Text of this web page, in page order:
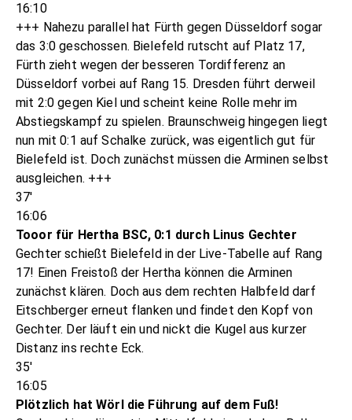
16:10
+++ Nahezu parallel hat Fürth gegen Düsseldorf sogar
das 3:0 geschossen. Bielefeld rutscht auf Platz 17,
Fürth zieht wegen der besseren Tordifferenz an
Düsseldorf vorbei auf Rang 15. Dresden führt derweil
mit 2:0 gegen Kiel und scheint keine Rolle mehr im
Abstiegskampf zu spielen. Braunschweig hingegen liegt
nun mit 0:1 auf Schalke zurück, was eigentlich gut für
Bielefeld ist. Doch zunächst müssen die Arminen selbst
ausgleichen. +++
37'
16:06
Tooor für Hertha BSC, 0:1 durch Linus Gechter
Gechter schießt Bielefeld in der Live-Tabelle auf Rang
17! Einen Freistoß der Hertha können die Arminen
zunächst klären. Doch aus dem rechten Halbfeld darf
Eitschberger erneut flanken und findet den Kopf von
Gechter. Der läuft ein und nickt die Kugel aus kurzer
Distanz ins rechte Eck.
35'
16:05
Plötzlich hat Wörl die Führung auf dem Fuß!